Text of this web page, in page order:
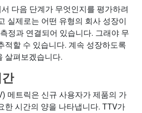
다음 단계가 무엇인지를 평가하려
실제로는 어떤 유형의 회사 성장이
정과 연결되어 있습니다. 그래야 무
적할 수 있습니다. 계속 성장하도록
살펴보겠습니다.
메트릭은 신규 사용자가 제품의 가
한 시간의 양을 나타냅니다. TTV가